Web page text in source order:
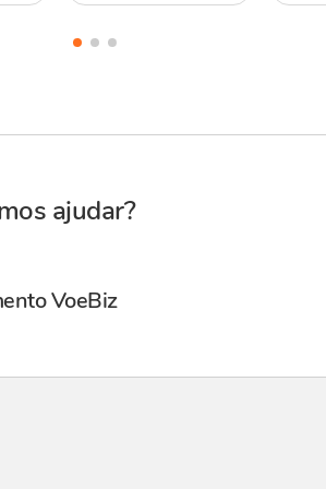
ajudar?
VoeBiz